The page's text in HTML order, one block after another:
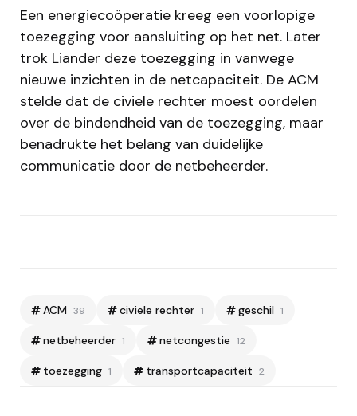
Een energiecoöperatie kreeg een voorlopige
toezegging voor aansluiting op het net. Later
trok Liander deze toezegging in vanwege
nieuwe inzichten in de netcapaciteit. De ACM
stelde dat de civiele rechter moest oordelen
over de bindendheid van de toezegging, maar
benadrukte het belang van duidelijke
communicatie door de netbeheerder.
ACM 39 civiele rechter 1 geschil 1
netbeheerder 1 netcongestie 12
toezegging 1 transportcapaciteit 2